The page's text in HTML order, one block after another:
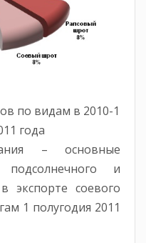
по видам в 2010-1
года
– основные
подсолнечного и
экспорте соевого
1 полугодия 2011